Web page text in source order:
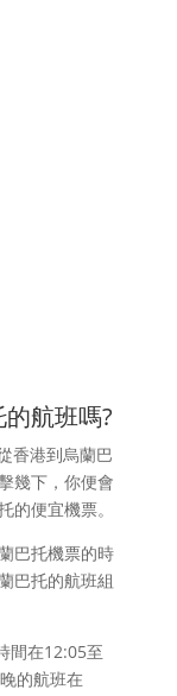
航班嗎?
香港到烏蘭巴
幾下，你便會
的便宜機票。
巴托機票的時
巴托的航班組
間在12:05至
的航班在